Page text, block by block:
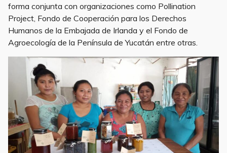
forma conjunta con organizaciones como Pollination
Project, Fondo de Cooperación para los Derechos
Humanos de la Embajada de Irlanda y el Fondo de
Agroecología de la Península de Yucatán entre otras.